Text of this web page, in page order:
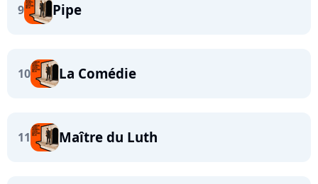
9 Pipe
10 La Comédie
11 Maître du Luth